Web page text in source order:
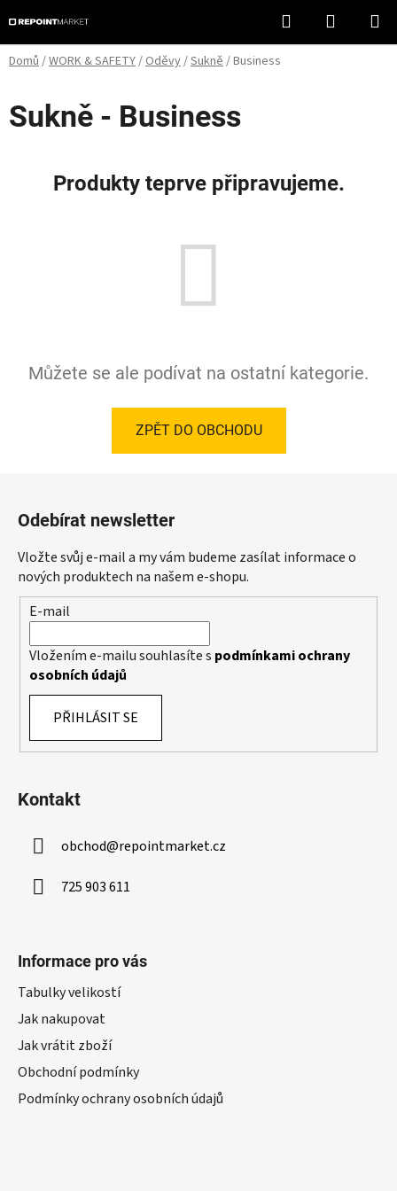
na
obsah
Hledat
KOŠÍK
Domů/WORK & SAFETY/Oděvy/Sukně/Business
Sukně - Business
Produkty teprve připravujeme.
Můžete se ale podívat na ostatní kategorie.
ZPĚT DO OBCHODU
Odebírat newsletter
Vložte svůj e-mail a my vám budeme zasílat informace o
nových produktech na našem e-shopu.
E-mail
Vložením e-mailu souhlasíte s podmínkami ochrany
osobních údajů
PŘIHLÁSIT SE
Kontakt
obchod@repointmarket.cz
725 903 611
Informace pro vás
Tabulky velikostí
Jak nakupovat
Jak vrátit zboží
Obchodní podmínky
Podmínky ochrany osobních údajů